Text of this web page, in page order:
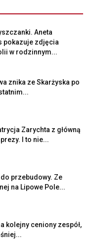
Aneta
pokazuje zdjęcia
w rodzinnym...
znika ze Skarżyska po
Zarychta z główną
I to nie...
przebudowy. Ze
na Lipowe Pole...
kolejny ceniony zespół,